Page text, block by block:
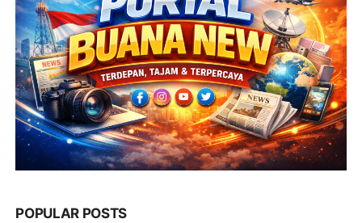
POPULAR POSTS